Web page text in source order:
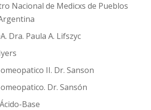
Nacional de Medicxs de Pueblos
Dra. Paula A. Lifszyc
II. Dr. Sanson
Dr. Sansón
Base